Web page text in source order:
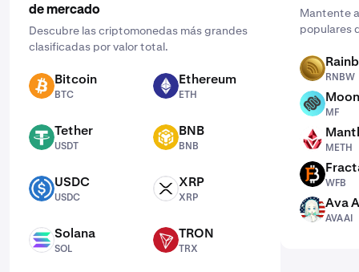
de mercado
Descubre las criptomonedas más grandes
clasificadas por valor total.
BTC Bitcoin
BTC
ETH Ethereum
ETH
USDT Tether
USDT
BNB BNB
BNB
USDC USDC
USDC
XRP XRP
XRP
SOL Solana
SOL
TRX TRON
TRX
Mantente
populares
RNBW
RNBW
MF
MF
METH
METH
WFB
WFB
AVAAI Ava
AVAAI